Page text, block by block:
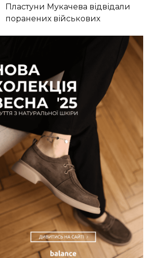
Пластуни Мукачева відвідали
поранених військових